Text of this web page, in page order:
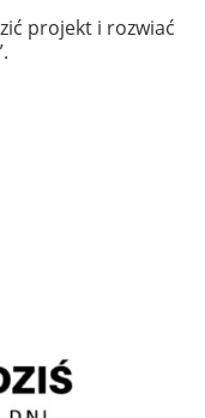
projekt i rozwiać